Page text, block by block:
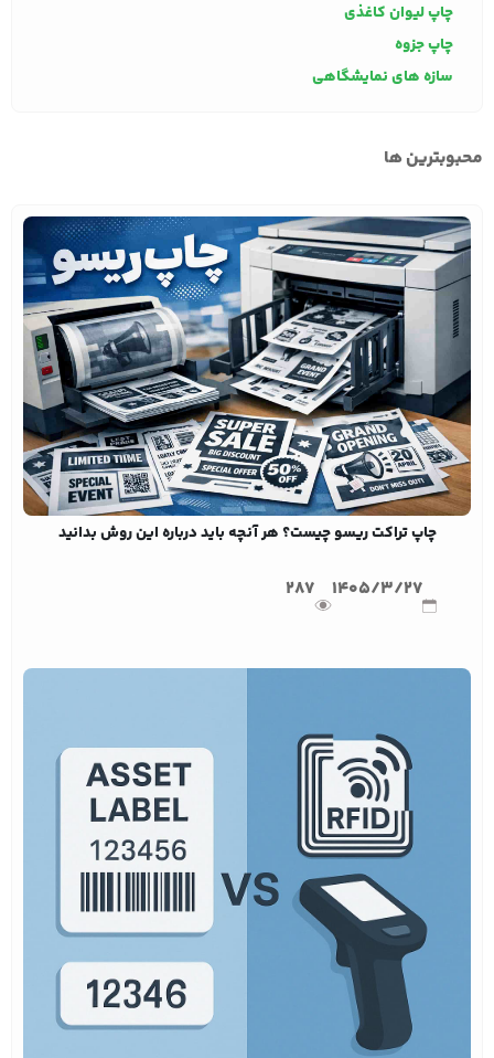
چاپ لیوان کاغذی
چاپ جزوه
سازه های نمایشگاهی
محبوبترین ها
چاپ تراکت ریسو چیست؟ هر آنچه باید درباره این روش بدانید
1405/3/27
287